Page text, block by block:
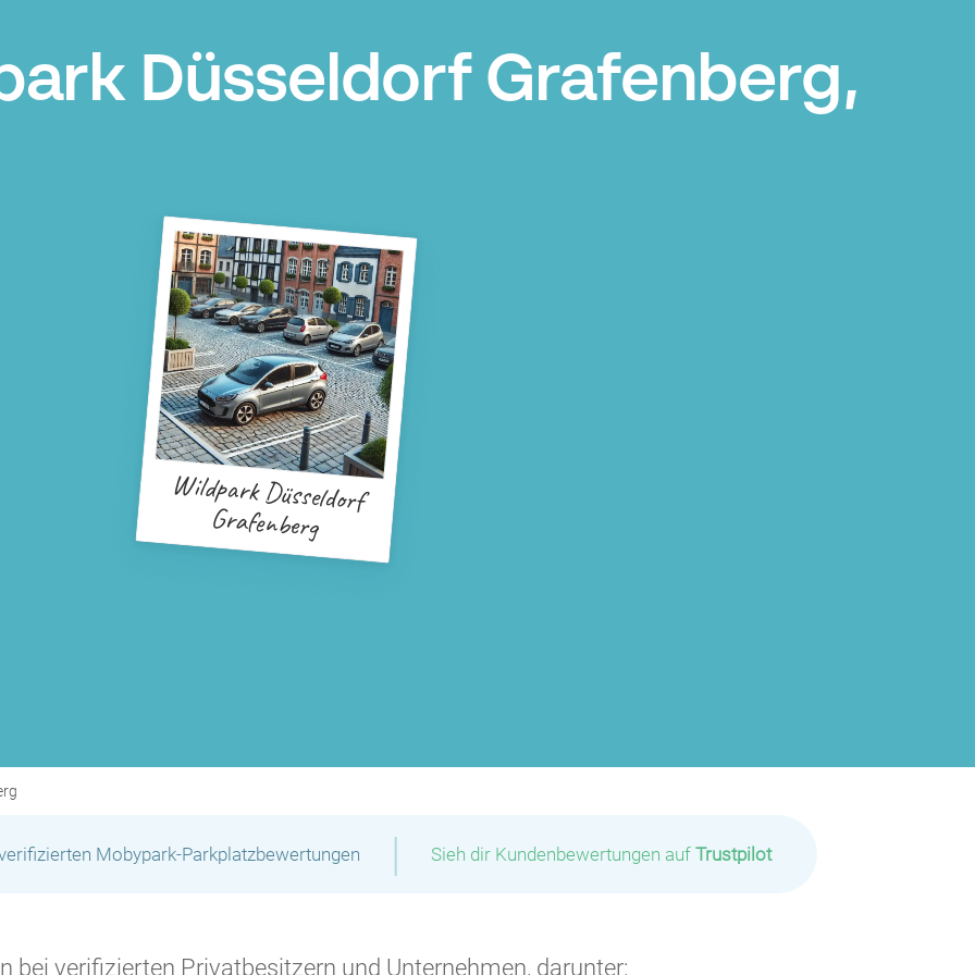
Düsseldorf Grafenberg,
Wildpark Düsseldorf
Grafenberg
Mobypark-Parkplatzbewertungen | Sieh dir Kundenbewertungen auf Trustpilot
bei verifizierten Privatbesitzern und Unternehmen, darunter: